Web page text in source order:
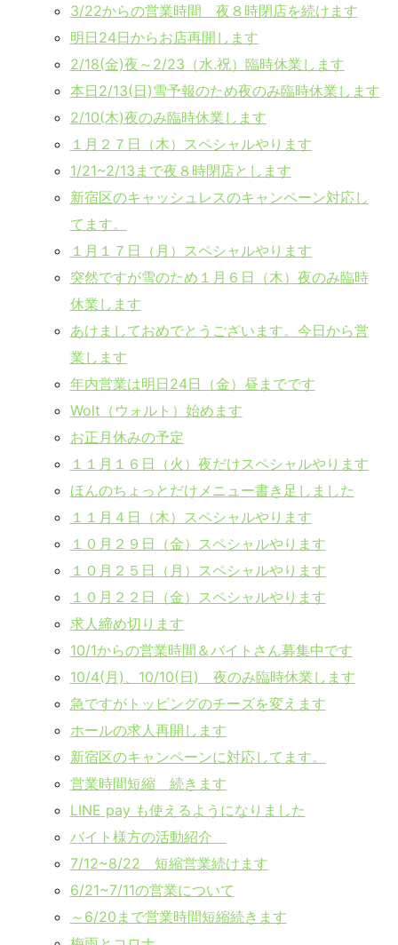
3/22からの営業時間 夜８時閉店を続けます
明日24日からお店再開します
2/18(金)夜～2/23（水.祝）臨時休業します
本日2/13(日)雪予報のため夜のみ臨時休業します
2/10(木)夜のみ臨時休業します
１月２７日（木）スペシャルやります
1/21~2/13まで夜８時閉店とします
新宿区のキャッシュレスのキャンペーン対応し
てます。
１月１７日（月）スペシャルやります
突然ですが雪のため１月６日（木）夜のみ臨時
休業します
あけましておめでとうございます。今日から営
業します
年内営業は明日24日（金）昼までです
Wolt（ウォルト）始めます
お正月休みの予定
１１月１６日（火）夜だけスペシャルやります
ほんのちょっとだけメニュー書き足しました
１１月４日（木）スペシャルやります
１０月２９日（金）スペシャルやります
１０月２５日（月）スペシャルやります
１０月２２日（金）スペシャルやります
求人締め切ります
10/1からの営業時間＆バイトさん募集中です
10/4(月)、10/10(日) 夜のみ臨時休業します
急ですがトッピングのチーズを変えます
ホールの求人再開します
新宿区のキャンペーンに対応してます。
営業時間短縮 続きます
LINE pay も使えるようになりました
バイト様方の活動紹介
7/12~8/22 短縮営業続けます
6/21~7/11の営業について
～6/20まで営業時間短縮続きます